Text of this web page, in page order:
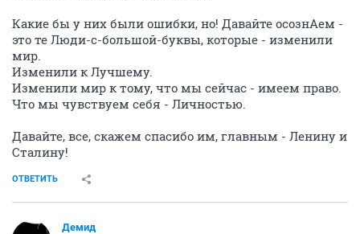
Какие бы у них были ошибки, но! Давайте осознАем -
это те Люди-с-большой-буквы, которые - изменили
мир.
Изменили к Лучшему.
Изменили мир к тому, что мы сейчас - имеем право.
Что мы чувствуем себя - Личностью.
Давайте, все, скажем спасибо им, главным - Ленину и
Сталину!
ОТВЕТИТЬ
Демид